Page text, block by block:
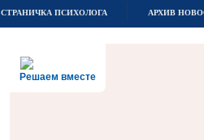
СТРАНИЧКА ПСИХОЛОГА АРХИВ
Решаем вместе